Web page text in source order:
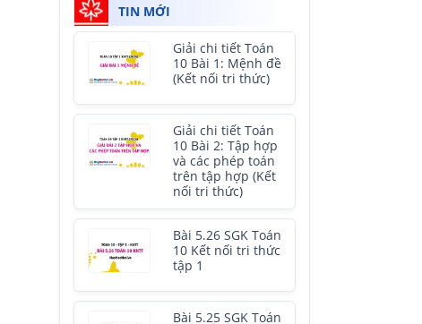
TIN MỚI
Giải chi tiết Toán
10 Bài 1: Mệnh đề
(Kết nối tri thức)
Giải chi tiết Toán
10 Bài 2: Tập hợp
và các phép toán
trên tập hợp (Kết
nối tri thức)
Bài 5.26 SGK Toán
10 Kết nối tri thức
tập 1
Bài 5.25 SGK Toán